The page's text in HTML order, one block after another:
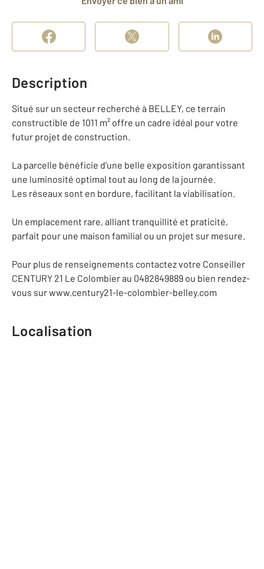
Description
Situé sur un secteur recherché à BELLEY, ce terrain
constructible de 1011 m² offre un cadre idéal pour votre
futur projet de construction.
La parcelle bénéficie d'une belle exposition garantissant
une luminosité optimal tout au long de la journée.
Les réseaux sont en bordure, facilitant la viabilisation.
Un emplacement rare, alliant tranquillité et praticité,
parfait pour une maison familial ou un projet sur mesure.
Pour plus de renseignements contactez votre Conseiller
CENTURY 21 Le Colombier au 0482849889 ou bien rendez-
vous sur www.century21-le-colombier-belley.com
Localisation